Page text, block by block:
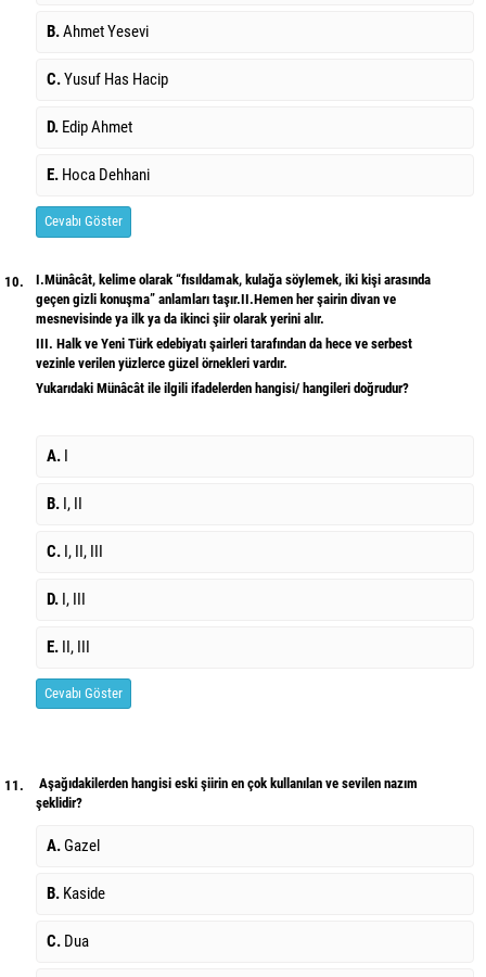
B.Ahmet Yesevi
C.Yusuf Has Hacip
D. Edip Ahmet
E. Hoca Dehhani
Cevabı Göster
10.
I.Münâcât, kelime olarak “fısıldamak, kulağa söylemek, iki kişi arasında
geçen gizli konuşma” anlamları taşır.II.Hemen her şairin divan ve
mesnevisinde ya ilk ya da ikinci şiir olarak yerini alır.
III. Halk ve Yeni Türk edebiyatı şairleri tarafından da hece ve serbest
vezinle verilen yüzlerce güzel örnekleri vardır.
Yukarıdaki Münâcât ile ilgili ifadelerden hangisi/ hangileri doğrudur?
A. I
B. I, II
C. I, II, III
D. I, III
E. II, III
Cevabı Göster
11.
Aşağıdakilerden hangisi eski şiirin en çok kullanılan ve sevilen nazım
şeklidir?
A.Gazel
B. Kaside
C. Dua